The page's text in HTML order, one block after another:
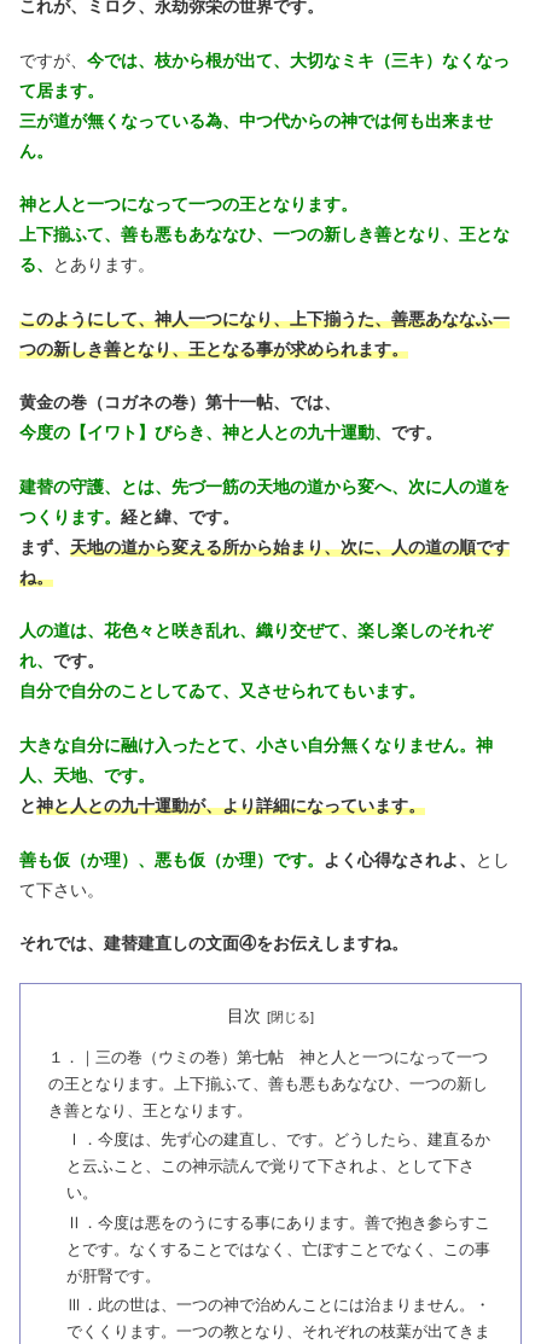
これが、ミロク、永劫弥栄の世界です。
ですが、 今では、枝から根が出て、大切なミキ（三キ）なくなっ
て居ます。
三が道が無くなっている為、中つ代からの神では何も出来ませ
ん。
神と人と一つになって一つの王となります。
上下揃ふて、善も悪もあななひ、一つの新しき善となり、王とな
る、
とあります。
このようにして、神人一つになり、上下揃うた、善悪あななふ一
つの新しき善となり、王となる事が求められます。
黄金の巻（コガネの巻）第十一帖、では、
今度の【イワト】びらき、神と人との九十運動、 です。
建替の守護、とは、先づ一筋の天地の道から変へ、次に人の道を
つくります。 経と緯、です。
まず、 天地の道から変える所から始まり、次に、人の道の順です
ね。
人の道は、花色々と咲き乱れ、織り交ぜて、楽し楽しのそれぞ
れ、 です。
自分で自分のことしてゐて、又させられてもいます。
大きな自分に融け入ったとて、小さい自分無くなりません。神
人、天地、です。
と神と人との九十運動が、より詳細になっています。
善も仮（か理）、悪も仮（か理）です。 よく心得なされよ、
とし
て下さい。
それでは、建替建直しの文面④をお伝えしますね。
目次
１．｜三の巻（ウミの巻）第七帖 神と人と一つになって一つ
の王となります。上下揃ふて、善も悪もあななひ、一つの新し
き善となり、王となります。
Ⅰ．今度は、先ず心の建直し、です。どうしたら、建直るか
と云ふこと、この神示読んで覚りて下されよ、として下さ
い。
Ⅱ．今度は悪をのうにする事にあります。善で抱き参らすこ
とです。なくすることではなく、亡ぼすことでなく、この事
が肝腎です。
Ⅲ．此の世は、一つの神で治めんことには治まりません。・
でくくります。一つの教となり、それぞれの枝葉が出てきま